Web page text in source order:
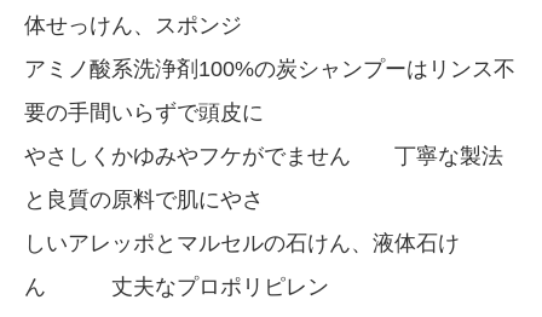
体せっけん、スポンジ
アミノ酸系洗浄剤100%の炭シャンプーはリンス不
要の手間いらずで頭皮に
やさしくかゆみやフケがでません 丁寧な製法
と良質の原料で肌にやさ
しいアレッポとマルセルの石けん、液体石け
ん 丈夫なプロポリピレン